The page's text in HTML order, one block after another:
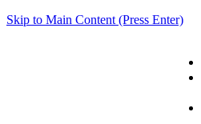
Skip to Main Content (Press Enter)